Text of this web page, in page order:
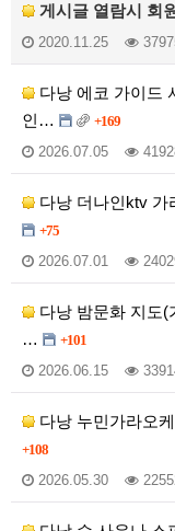
게시글 열람시 회
2020.11.25
다낭 에코 가이드
인…
+169
2026.07.05
다낭 더나인ktv
+75
2026.07.01
다낭 밤문화 지도(
…
+101
2026.06.15
다낭 누민가라오
+108
2026.05.30